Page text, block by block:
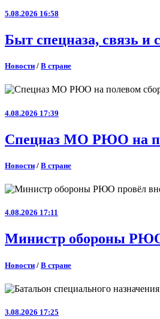
5.08.2026 16:58
Быт спецназа, связь
Новости / В стране
4.08.2026 17:39
Спецназ МО РЮО на
Новости / В стране
4.08.2026 17:11
Министр обороны РЮО
Новости / В стране
3.08.2026 17:25